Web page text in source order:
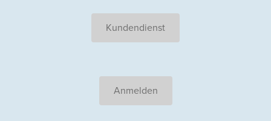
Kundendienst
Anmelden